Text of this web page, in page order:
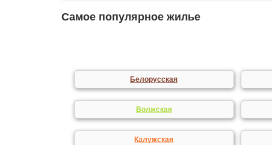
Самое популярное жилье
Белорусская
Волжская
Калужская